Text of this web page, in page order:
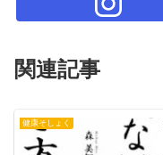
関連記事
健康そしょく